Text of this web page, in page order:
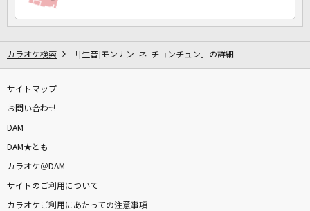
カラオケ検索 「[生音]モンナン ネ チョンチュン」の詳細
サイトマップ
お問い合わせ
DAM
DAM★とも
カラオケ＠DAM
サイトのご利用について
カラオケご利用にあたっての注意事項